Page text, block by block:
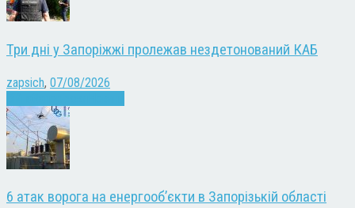
Три дні у Запоріжжі пролежав нездетонований КАБ
zapsich, 07/08/2026
6 атак ворога на енергооб’єкти в Запорізькій області